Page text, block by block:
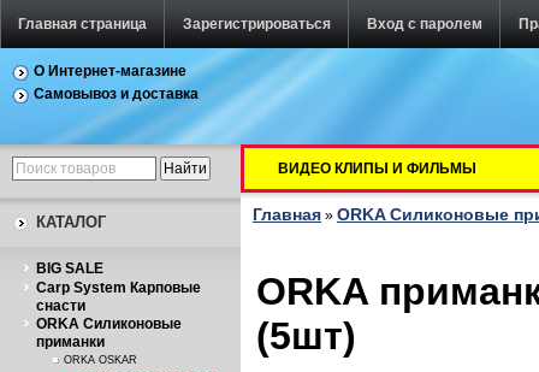
Главная страница Зарегистрироваться Вход с паролем
О Интернет-магазине
Самовывоз и доставка
КАТАЛОГ
BIG SALE
Carp System Карповые
снасти
ORKA Силиконовые
приманки
ORKA OSKAR
ВИДЕО КЛИПЫ И ФИЛЬМЫ
Главная » ORKA Силиконовые
ORKA
(5шт)